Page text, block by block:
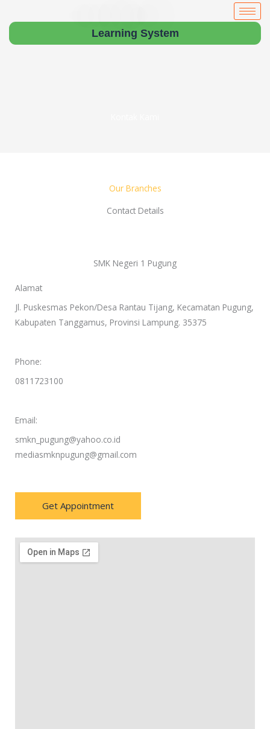
content
Learning System
Our Branches
Contact Details
SMK Negeri 1 Pugung
Alamat
Jl. Puskesmas Pekon/Desa Rantau Tijang, Kecamatan Pugung,
Kabupaten Tanggamus, Provinsi Lampung. 35375
Phone:
0811723100
Email:
smkn_pugung@yahoo.co.id
mediasmknpugung@gmail.com
Get Appointment